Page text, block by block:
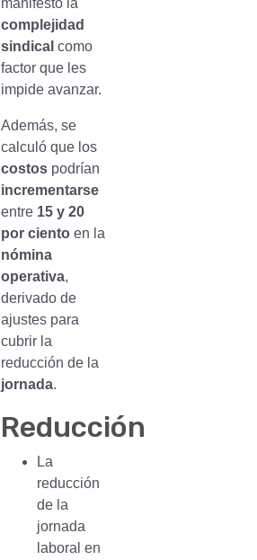
manifestó la
complejidad
sindical como
factor que les
impide avanzar.
Además, se
calculó que los
costospodrían
incrementarse
entre 15 y 20
por ciento en la
nómina
operativa,
derivado de
ajustes para
cubrir la
reducción de la
jornada.
Reducción
La
reducción
de la
jornada
laboral en